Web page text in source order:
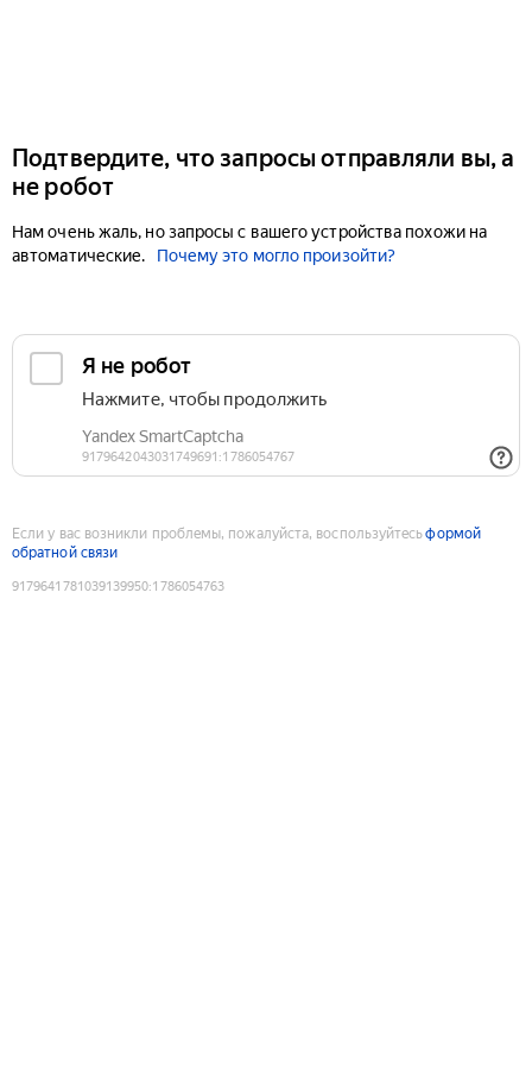
Подтвердите, что запросы отправляли вы, а
не робот
Нам очень жаль, но запросы с вашего устройства похожи на
автоматические.
Почему это могло произойти?
Если у вас возникли проблемы, пожалуйста, воспользуйтесьформой
обратной связи
9179641781039139950:1786054763